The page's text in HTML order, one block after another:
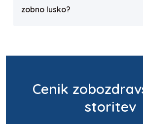
zobno lusko?
Cenik
storitev